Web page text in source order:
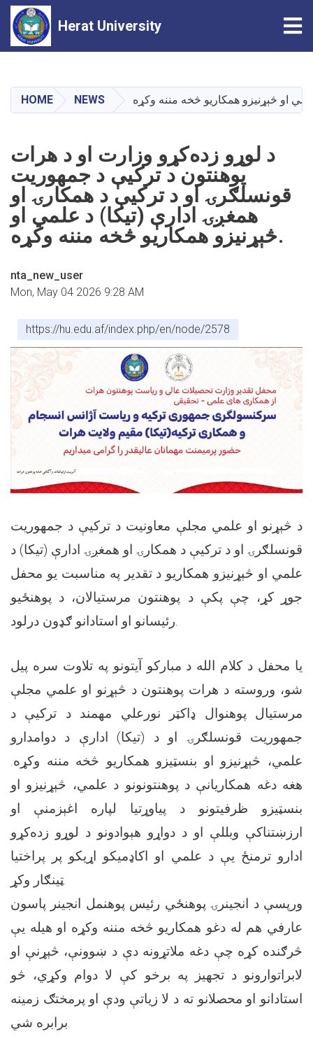
main
content
Herat University
HOME NEWS
د لوړو زده‌کړو وزارت او د هرات
پوهنتون د ترکیې د جمهوریت
قونسلګرۍ او د ترکیې د همکارۍ او
همغږۍ ادارې (تیکا) د علمي او
څېړنیزو همکاریو څخه مننه وکړه.
nta_new_user
Mon, May 04 2026 9:28 AM
https://hu.edu.af/index.php/en/node/2578
د څېړنو او علمي مجلې معاونیت د ترکیې د جمهوریت
قونسلګرۍ او د ترکیې د همکارۍ او همغږۍ ادارې (تیکا) د
علمي او څېړنیزو همکاریو د تقدیر په مناسبت یو محفل
جوړ کړ، چې پکې د پوهنتون مرستیالان، د پوهنځیو
رئیسانو او استادانو ګډون درلود.
یا محفل د کلام الله د مبارکو آیتونو په تلاوت سره پیل
شو، وروسته د هرات پوهنتون د څېړنو او علمي مجلې
مرستیال پوهنوال ډاکټر نورعلي مهمند د ترکیې د
جمهوریت قونسلګرۍ او د (تیکا) ادارې د دوامدارو
علمي، څېړنیزو او بنسټیزو همکاریو څخه مننه وکړه.
هغه دغه همکاریانې د پوهنتونونو د علمي، څېړنیزو او
بنسټیزو ظرفیتونو د پیاوړتیا لپاره اغېزمنې او
ارزښتناکې وبللې او د دواړو هېوادونو د لوړو زده‌کړو
ادارو ترمنځ یې د علمي او اکاډمیکو اړیکو پر پراختیا
ټینګار وکړ.
ورپسې د انجینرۍ پوهنځي رئیس پوهنمل انجینر پاسون
عارفي هم له دغو همکاریو څخه مننه وکړه او هیله یې
څرګنده کړه چې دغه ملاتړونه دې د ښوونې، څېړنې او
لابراتوارونو د تجهیز په برخو کې لا دوام وکړي، څو
استادانو او محصلانو ته د لا زیاتې ودې او پرمختګ زمینه
برابره شي.